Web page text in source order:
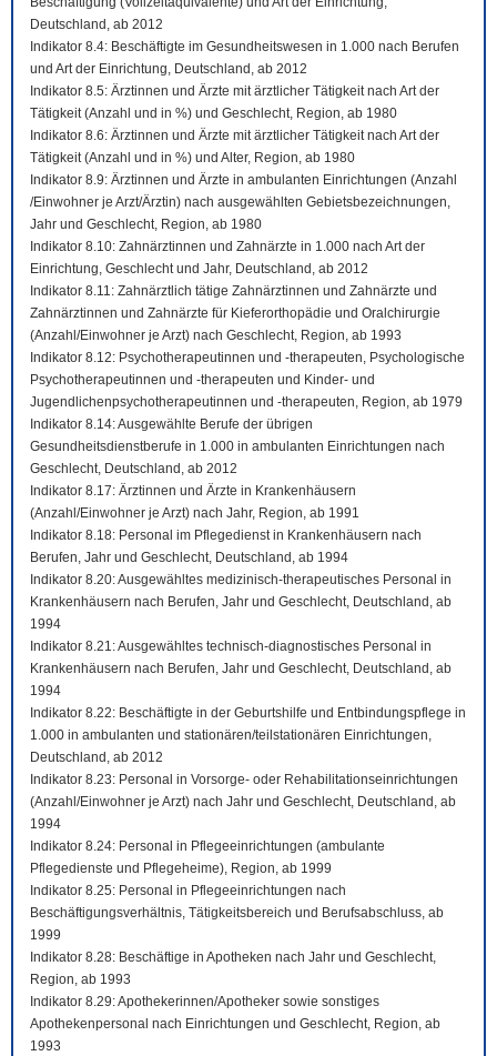
Deutschland, ab 2012
Indikator 8.4: Beschäftigte im Gesundheitswesen in 1.000 nach Berufen
und Art der Einrichtung, Deutschland, ab 2012
Indikator 8.5: Ärztinnen und Ärzte mit ärztlicher Tätigkeit nach Art der
Tätigkeit (Anzahl und in %) und Geschlecht, Region, ab 1980
Indikator 8.6: Ärztinnen und Ärzte mit ärztlicher Tätigkeit nach Art der
Tätigkeit (Anzahl und in %) und Alter, Region, ab 1980
Indikator 8.9: Ärztinnen und Ärzte in ambulanten Einrichtungen (Anzahl
/Einwohner je Arzt/Ärztin) nach ausgewählten Gebietsbezeichnungen,
Jahr und Geschlecht, Region, ab 1980
Indikator 8.10: Zahnärztinnen und Zahnärzte in 1.000 nach Art der
Einrichtung, Geschlecht und Jahr, Deutschland, ab 2012
Indikator 8.11: Zahnärztlich tätige Zahnärztinnen und Zahnärzte und
Zahnärztinnen und Zahnärzte für Kieferorthopädie und Oralchirurgie
(Anzahl/Einwohner je Arzt) nach Geschlecht, Region, ab 1993
Indikator 8.12: Psychotherapeutinnen und -therapeuten, Psychologische
Psychotherapeutinnen und -therapeuten und Kinder- und
Jugendlichenpsychotherapeutinnen und -therapeuten, Region, ab 1979
Indikator 8.14: Ausgewählte Berufe der übrigen
Gesundheitsdienstberufe in 1.000 in ambulanten Einrichtungen nach
Geschlecht, Deutschland, ab 2012
Indikator 8.17: Ärztinnen und Ärzte in Krankenhäusern
(Anzahl/Einwohner je Arzt) nach Jahr, Region, ab 1991
Indikator 8.18: Personal im Pflegedienst in Krankenhäusern nach
Berufen, Jahr und Geschlecht, Deutschland, ab 1994
Indikator 8.20: Ausgewähltes medizinisch-therapeutisches Personal in
Krankenhäusern nach Berufen, Jahr und Geschlecht, Deutschland, ab
1994
Indikator 8.21: Ausgewähltes technisch-diagnostisches Personal in
Krankenhäusern nach Berufen, Jahr und Geschlecht, Deutschland, ab
1994
Indikator 8.22: Beschäftigte in der Geburtshilfe und Entbindungspflege in
1.000 in ambulanten und stationären/teilstationären Einrichtungen,
Deutschland, ab 2012
Indikator 8.23: Personal in Vorsorge- oder Rehabilitationseinrichtungen
(Anzahl/Einwohner je Arzt) nach Jahr und Geschlecht, Deutschland, ab
1994
Indikator 8.24: Personal in Pflegeeinrichtungen (ambulante
Pflegedienste und Pflegeheime), Region, ab 1999
Indikator 8.25: Personal in Pflegeeinrichtungen nach
Beschäftigungsverhältnis, Tätigkeitsbereich und Berufsabschluss, ab
1999
Indikator 8.28: Beschäftige in Apotheken nach Jahr und Geschlecht,
Region, ab 1993
Indikator 8.29: Apothekerinnen/Apotheker sowie sonstiges
Apothekenpersonal nach Einrichtungen und Geschlecht, Region, ab
1993